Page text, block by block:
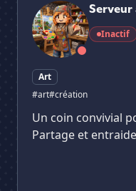
Inactif
Art
#art#création
Un coin convivial
Partage et